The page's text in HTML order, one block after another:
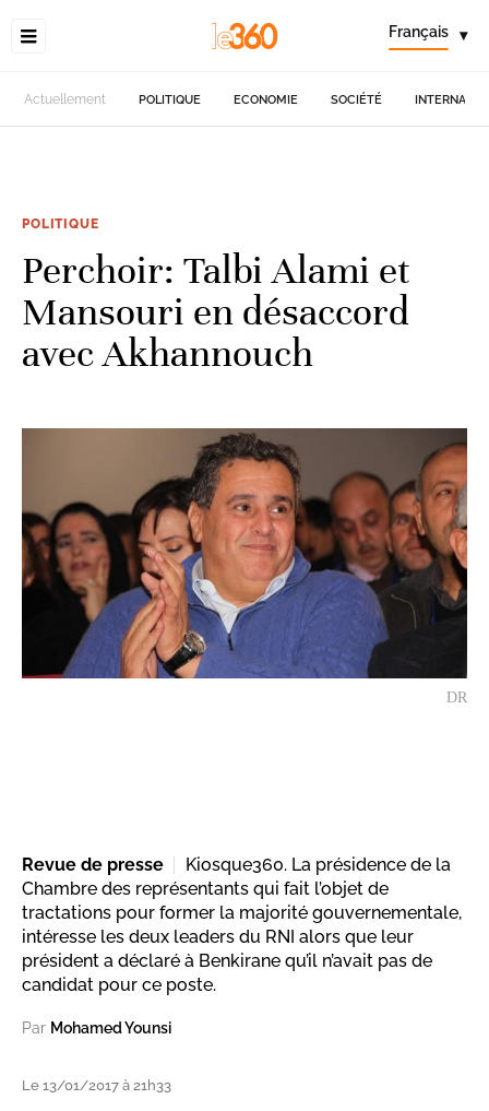
Français ▾
Actuellement POLITIQUE ECONOMIE SOCIÉTÉ
POLITIQUE
Perchoir: Talbi Alami et
Mansouri en désaccord
avec Akhannouch
DR
Revue de presse
Kiosque360. La présidence de la
Chambre des représentants qui fait l’objet de
tractations pour former la majorité gouvernementale,
intéresse les deux leaders du RNI alors que leur
président a déclaré à Benkirane qu’il n’avait pas de
candidat pour ce poste.
Par Mohamed Younsi
Le 13/01/2017 à 21h33